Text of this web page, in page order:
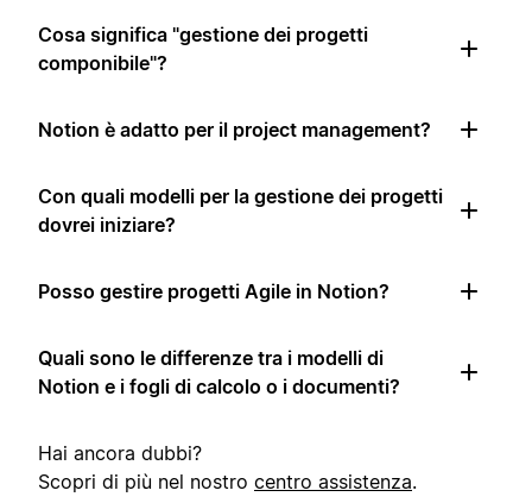
Cosa significa "gestione dei progetti
componibile"?
Notion è adatto per il project management?
Con quali modelli per la gestione dei progetti
dovrei iniziare?
Posso gestire progetti Agile in Notion?
Quali sono le differenze tra i modelli di
Notion e i fogli di calcolo o i documenti?
Hai ancora dubbi?
Scopri di più nel nostro centro assistenza.